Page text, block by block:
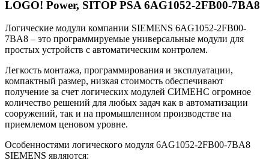
LOGO! Power, SITOP PSA 6AG1052-2FB00-7BA8
Логические модули компании SIEMENS 6AG1052-2FB00-
7BA8 – это программируемые универсальные модули для
простых устройств с автоматическим контролем.
Легкость монтажа, программирования и эксплуатации,
компактный размер, низкая стоимость обеспечивают
получение за счет логических модулей СИМЕНС огромное
количество решений для любых задач как в автоматизации
сооружений, так и на промышленном производстве на
приемлемом ценовом уровне.
Особенностями логического модуля 6AG1052-2FB00-7BA8
SIEMENS являются: